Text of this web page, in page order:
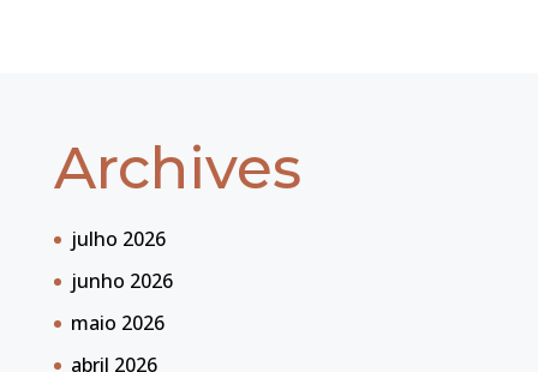
Archives
julho 2026
junho 2026
maio 2026
abril 2026